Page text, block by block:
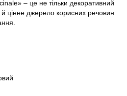
– це не тільки декоративний
цінне джерело корисних речовин